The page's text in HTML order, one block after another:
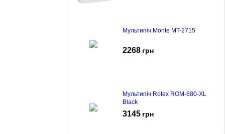
Мультипіч Monte MT-2715
2268 грн
Мультипіч Rotex ROM-680-XL
Black
3145 грн